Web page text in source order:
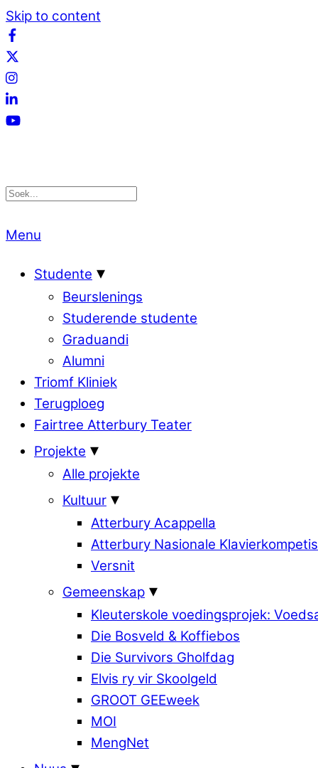
Skip to content
Menu
Studente
Beurslenings
Studerende studente
Graduandi
Alumni
Triomf Kliniek
Terugploeg
Fairtree Atterbury Teater
Projekte
Alle projekte
Kultuur
Atterbury Acappella
Atterbury Nasionale
Versnit
Gemeenskap
Kleuterskole voedingsprojek:
Die Bosveld & Koffiebos
Die Survivors Gholfdag
Elvis ry vir Skoolgeld
GROOT GEEweek
MOI
MengNet